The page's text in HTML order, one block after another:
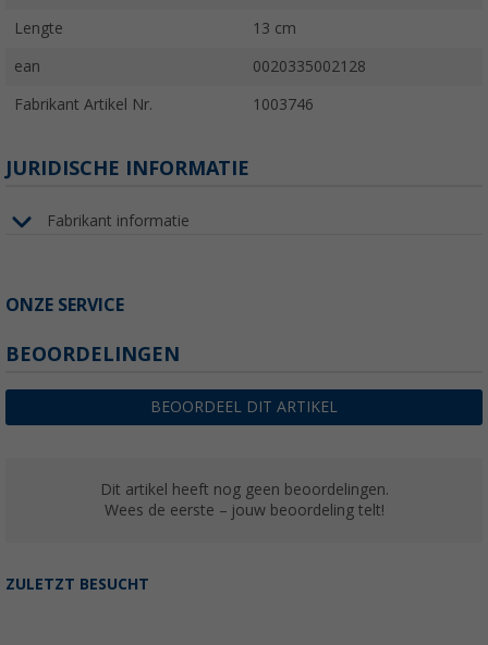
Lengte 13 cm
ean 0020335002128
Fabrikant Artikel Nr. 1003746
JURIDISCHE INFORMATIE
Fabrikant informatie
ONZE SERVICE
BEOORDELINGEN
BEOORDEEL DIT ARTIKEL
Dit artikel heeft nog geen beoordelingen.
Wees de eerste – jouw beoordeling telt!
ZULETZT BESUCHT